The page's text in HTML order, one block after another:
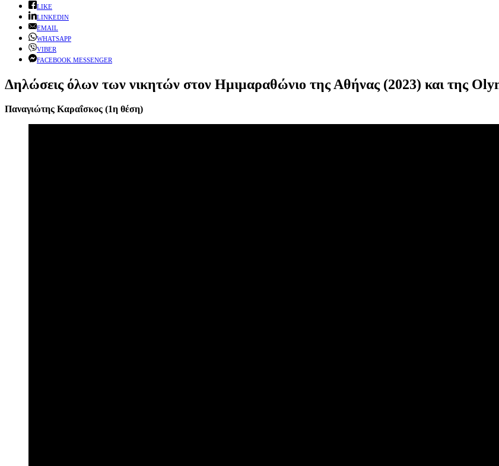
LIKE
LINKEDIN
EMAIL
WHATSAPP
VIBER
FACEBOOK MESSENGER
Δηλώσεις όλων των νικητών στον Ημιμαραθώνιο της Αθήνας (2023) και της
Παναγιώτης Καραΐσκος (1η θέση)